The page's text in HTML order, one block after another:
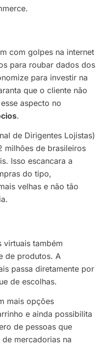
com golpes na internet
para roubar dados dos
para investir na
que o cliente não
aspecto no
.
de Dirigentes Lojistas)
milhões de brasileiros
Isso escancara a
do tipo,
velhas e não tão
virtuais também
de produtos. A
passa diretamente por
de escolhas.
mais opções
e ainda possibilita
de pessoas que
mercadorias na